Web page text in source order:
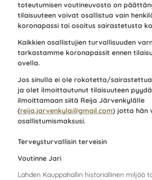
toteutumisen voutineuvosto on
tilaisuuteen voivat osallistua vain
koronapassi tai osoitus sairastetusta
Kaikkien osallistujien turvallisuuden
tarkastamme koronapassit ennen
ovella.
Jos sinulla ei ole rokotetta/
ja olet ilmoittautunut tilaisuuteen
ilmoittamaan siitä Reija Järvenkylälle
(reija.jarvenkyla@gmail.com) jotta hän
osallistumismaksusi.
Terveysturvallisin terveisin
Voutinne Jari
Lahden Kauppahallin historiallinen miljöö